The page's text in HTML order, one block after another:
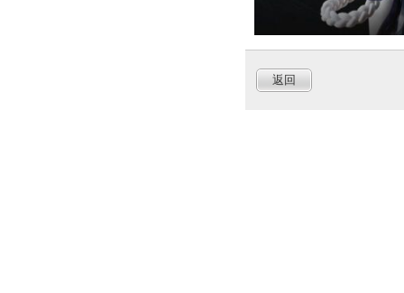
返回